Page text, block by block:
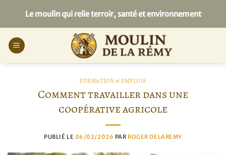
contenu
Le moulin qui relie terroir, santé et environnement
FORMATION & EMPLOIS
Comment travailler dans une
coopérative agricole
PUBLIÉ LE 06/02/2026 PAR ROGER DELAREMY